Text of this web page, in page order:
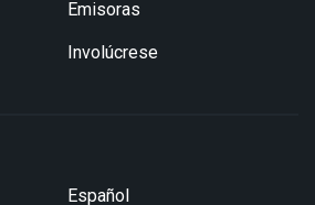
Emisoras
Involúcrese
Español